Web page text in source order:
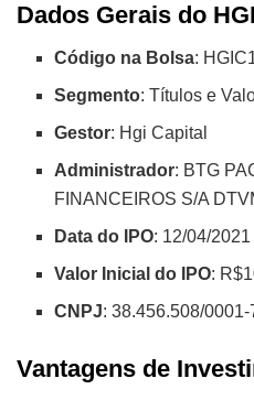
Dados Gerais do
Código na Bolsa:
Segmento: Títulos e
Gestor: Hgi Capital
Administrador: BTG
FINANCEIROS S/A
Data do IPO: 12/04/2021
Valor Inicial do IPO:
CNPJ: 38.456.508/0001-
Vantagens de